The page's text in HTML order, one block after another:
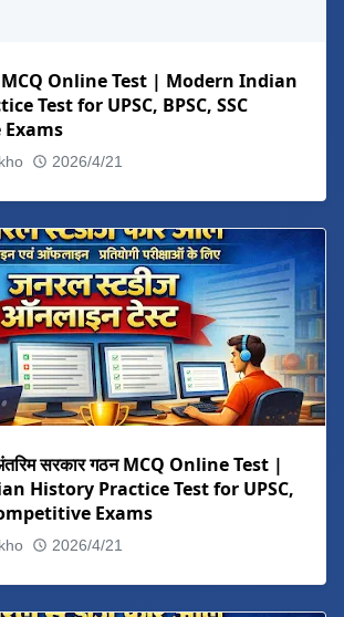
MCQ Online Test | Modern Indian
Test for UPSC, BPSC, SSC
2026/4/21
सरकार गठन MCQ Online Test |
History Practice Test for UPSC,
Exams
2026/4/21